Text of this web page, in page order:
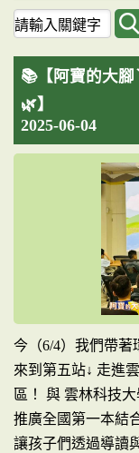
關
鍵
字
查
詢
📚【阿寶的大
🌿】
2025-06-04
今（6/4）我們帶著
來到第五站↓ 走進
區！ 與 雲林科技
推廣全國第一本結
讓孩子們透過導讀